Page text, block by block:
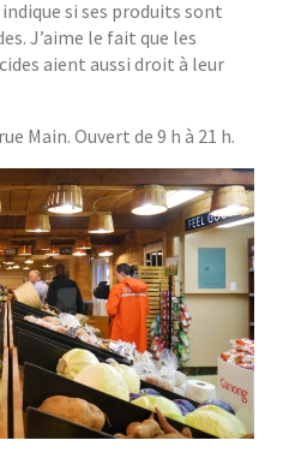
si ses produits sont
J’aime le fait que les
aient aussi droit à leur
Main. Ouvert de 9 h à 21 h.